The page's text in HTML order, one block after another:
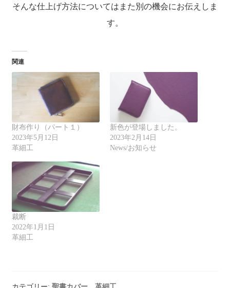
そんな仕上げ方法についてはまた別の機会にお伝えしま
す。
関連
財布作り（パート１）
2023年5月12日
革細工
新色が登場しました。
2023年2月14日
News/お知らせ
裁断
2022年1月1日
革細工